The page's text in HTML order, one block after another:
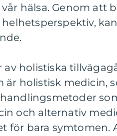
hälsa. Genom att
av holistiska
är holistisk medicin,
och alternativ
för bara symtomen.